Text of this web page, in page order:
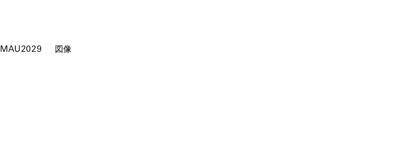
MAU2029 図像